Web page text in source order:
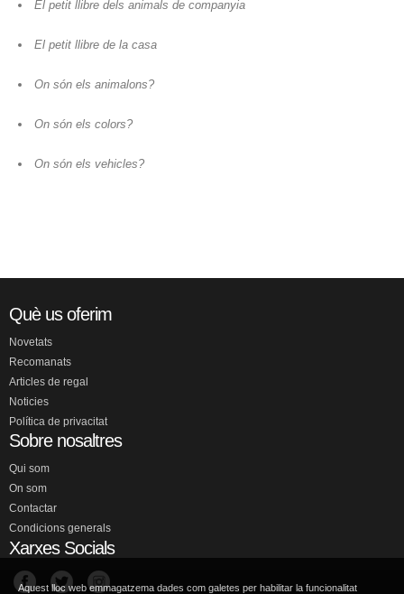
El petit llibre dels animals de companyia
El petit llibre de la casa
On són els animalons?
On són els colors?
On són els vehicles?
Què us oferim
Novetats
Recomanats
Articles de regal
Noticies
Política de privacitat
Sobre nosaltres
Qui som
On som
Contactar
Condicions generals
Xarxes Socials
Aquest lloc web emmagatzema dades com galetes per habilitar la funcionalitat